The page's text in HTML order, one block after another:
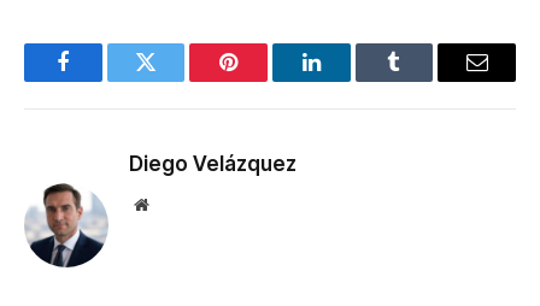
FacebookTwitter Pinterest LinkedInTumblr Email
Diego Velázquez
Website